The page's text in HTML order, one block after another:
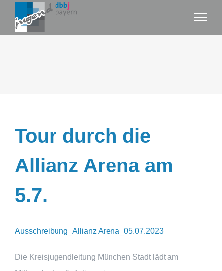
Inhalt
Tour durch die
Allianz Arena am
5.7.
Ausschreibung_Allianz Arena_05.07.2023
Die Kreisjugendleitung München Stadt lädt am